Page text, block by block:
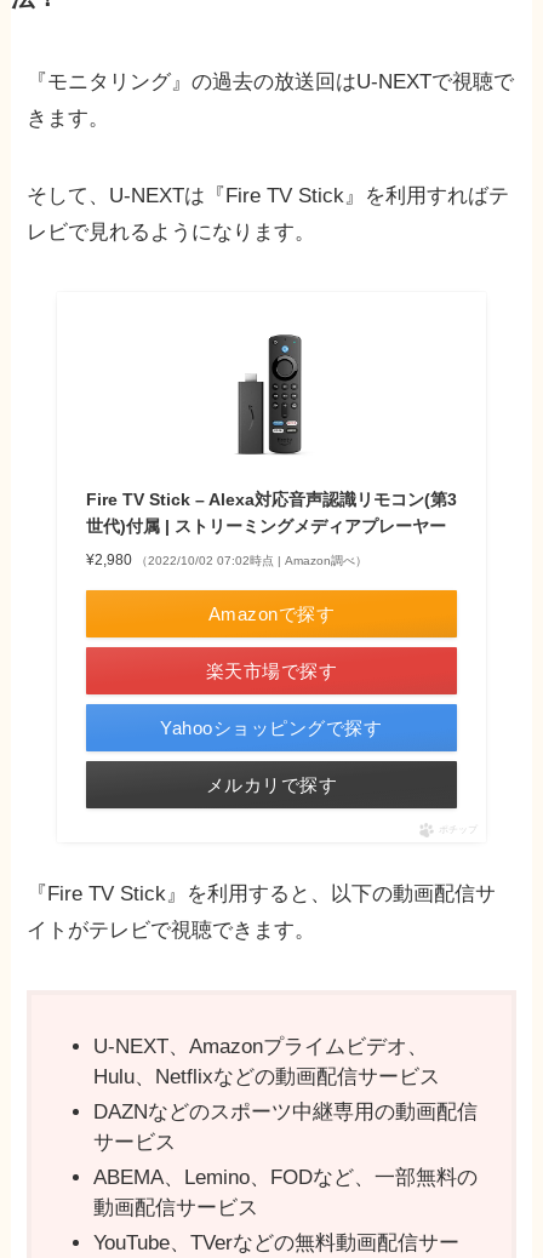
『モニタリング』の過去の放送回はU-NEXTで視聴で
きます。
そして、U-NEXTは『Fire TV Stick』を利用すればテ
レビで見れるようになります。
Fire TV Stick – Alexa対応音声認識リモコン(第3
世代)付属 | ストリーミングメディアプレーヤー
¥2,980 （2022/10/02 07:02時点 | Amazon調べ）
Amazonで探す
楽天市場で探す
Yahooショッピングで探す
メルカリで探す
ポチップ
『Fire TV Stick』を利用すると、以下の動画配信サ
イトがテレビで視聴できます。
U-NEXT、Amazonプライムビデオ、
Hulu、Netflixなどの動画配信サービス
DAZNなどのスポーツ中継専用の動画配信
サービス
ABEMA、Lemino、FODなど、一部無料の
動画配信サービス
YouTube、TVerなどの無料動画配信サー